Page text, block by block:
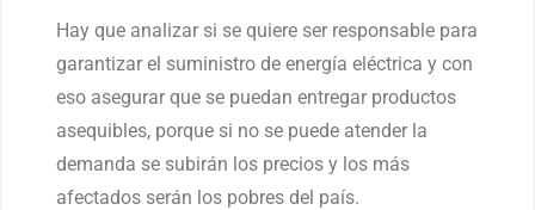
Hay que analizar si se quiere ser responsable para
garantizar el suministro de energía eléctrica y con
eso asegurar que se puedan entregar productos
asequibles, porque si no se puede atender la
demanda se subirán los precios y los más
afectados serán los pobres del país.